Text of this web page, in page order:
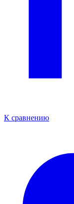
К сравнению